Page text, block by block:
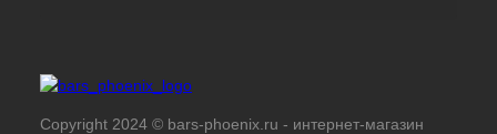
Copyright 2024 © bars-phoenix.ru - интернет-магазин